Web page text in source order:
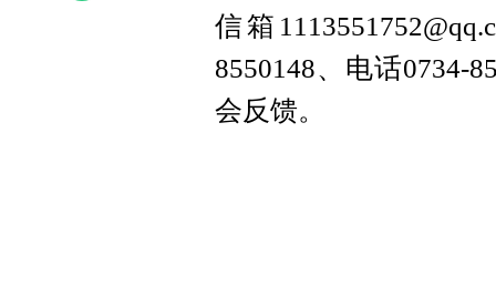
信箱
8550148、电话0734-
会反馈。